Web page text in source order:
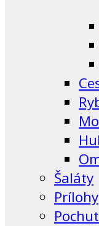
Šaláty
Prílohy